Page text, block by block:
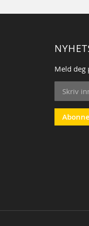
Meld deg
Sign
Up
for
Our